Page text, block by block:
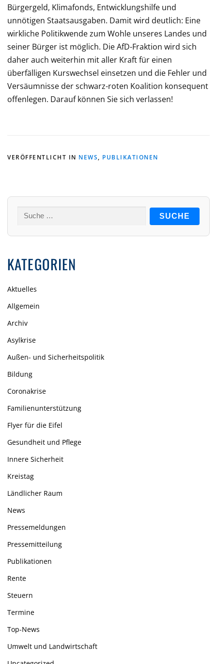
Bürgergeld, Klimafonds, Entwicklungshilfe und
unnötigen Staatsausgaben. Damit wird deutlich: Eine
wirkliche Politikwende zum Wohle unseres Landes und
seiner Bürger ist möglich. Die AfD-Fraktion wird sich
daher auch weiterhin mit aller Kraft für einen
überfälligen Kurswechsel einsetzen und die Fehler und
Versäumnisse der schwarz-roten Koalition konsequent
offenlegen. Darauf können Sie sich verlassen!
VERÖFFENTLICHT IN NEWS, PUBLIKATIONEN
Suche
KATEGORIEN
Aktuelles
Allgemein
Archiv
Asylkrise
Außen- und Sicherheitspolitik
Bildung
Coronakrise
Familienunterstützung
Flyer für die Eifel
Gesundheit und Pflege
Innere Sicherheit
Kreistag
Ländlicher Raum
News
Pressemeldungen
Pressemitteilung
Publikationen
Rente
Steuern
Termine
Top-News
Umwelt und Landwirtschaft